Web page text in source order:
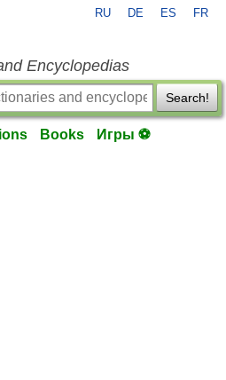
RU DE ES FR
Encyclopedias
Search!
Books Игры ⚽